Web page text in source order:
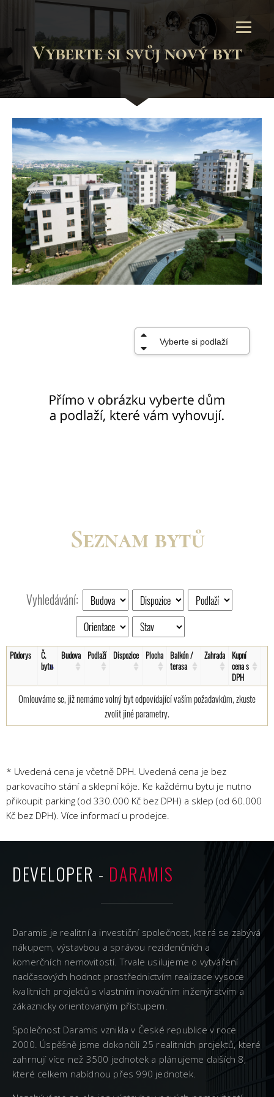
Vyberte si svůj nový byt
Seznam bytů
Vyhledávání:
Půdorys
Č.
bytu
Budova Podlaží Dispozice Plocha Balkón /
terasa
Zahrada Kupní
cena s
DPH
Omlouváme se, již nemáme volný byt odpovídající vaším požadavkům, zkuste
zvolit jiné parametry.
* Uvedená cena je včetně DPH. Uvedená cena je bez
parkovacího stání a sklepní kóje. Ke každému bytu je nutno
přikoupit parking (od 330.000 Kč bez DPH) a sklep (od 60.000
Kč bez DPH). Více informací u prodejce.
DEVELOPER - DARAMIS
Daramis je realitní a investiční společnost, která se zabývá
nákupem, výstavbou a správou rezidenčních a
komerčních nemovitostí. Trvale usilujeme o vytváření
nadčasových hodnot prostřednictvím realizace vysoce
kvalitních projektů s vlastním inovačním inženýrstvím a
zákaznicky orientovaným přístupem.
Společnost Daramis vznikla v České republice v roce
2000. Úspěšně jsme dokončili 25 realitních projektů, které
zahrnují více než 3500 jednotek a plánujeme dalších 8,
které celkem nabídnou přes 990 jednotek.